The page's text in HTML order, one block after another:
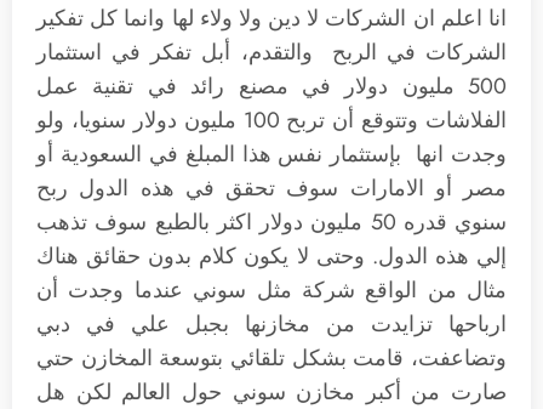
انا اعلم ان الشركات لا دين ولا ولاء لها وانما كل تفكير
الشركات في الربح والتقدم، أبل تفكر في استثمار
500 مليون دولار في مصنع رائد في تقنية عمل
الفلاشات وتتوقع أن تربح 100 مليون دولار سنويا، ولو
وجدت انها بإستثمار نفس هذا المبلغ في السعودية أو
مصر أو الامارات سوف تحقق في هذه الدول ربح
سنوي قدره 50 مليون دولار اكثر بالطبع سوف تذهب
إلي هذه الدول. وحتى لا يكون كلام بدون حقائق هناك
مثال من الواقع شركة مثل سوني عندما وجدت أن
ارباحها تزايدت من مخازنها بجبل علي في دبي
وتضاعفت، قامت بشكل تلقائي بتوسعة المخازن حتي
صارت من أكبر مخازن سوني حول العالم لكن هل